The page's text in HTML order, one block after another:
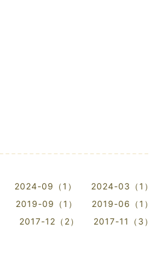
2024-09（1） 2024-03（1）
2019-09（1） 2019-06（1）
2017-12（2） 2017-11（3）